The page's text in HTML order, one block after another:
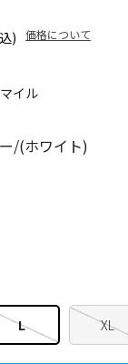
イル
) 価格について
/(ホワイト)
L XL